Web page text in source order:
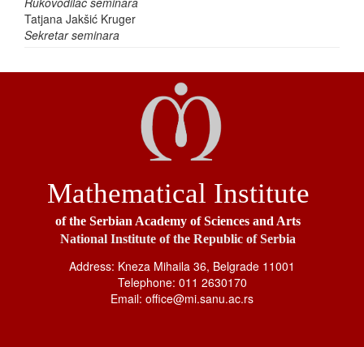
Tatjana Jakšić Kruger
Sekretar seminara
Mathematical Institute
of the Serbian Academy of Sciences and Arts
National Institute of the Republic of Serbia
Address: Kneza Mihaila 36, Belgrade 11001
Telephone: 011 2630170
Email: office@mi.sanu.ac.rs